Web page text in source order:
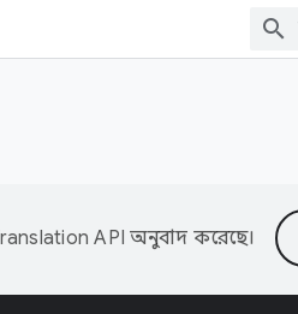
API অনুবাদ করেছে।